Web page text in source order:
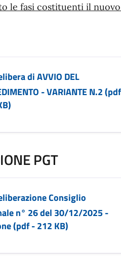
le fasi costituenti il
di AVVIO DEL
- VARIANTE N.2 (pdf
PGT
Consiglio
n° 26 del 30/12/2025 -
(pdf - 212 KB)